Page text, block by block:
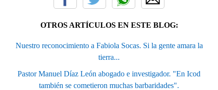
OTROS ARTÍCULOS EN ESTE BLOG:
Nuestro reconocimiento a Fabiola Socas. Si la gente amara la
tierra...
Pastor Manuel Díaz León abogado e investigador. "En Icod
también se cometieron muchas barbaridades".